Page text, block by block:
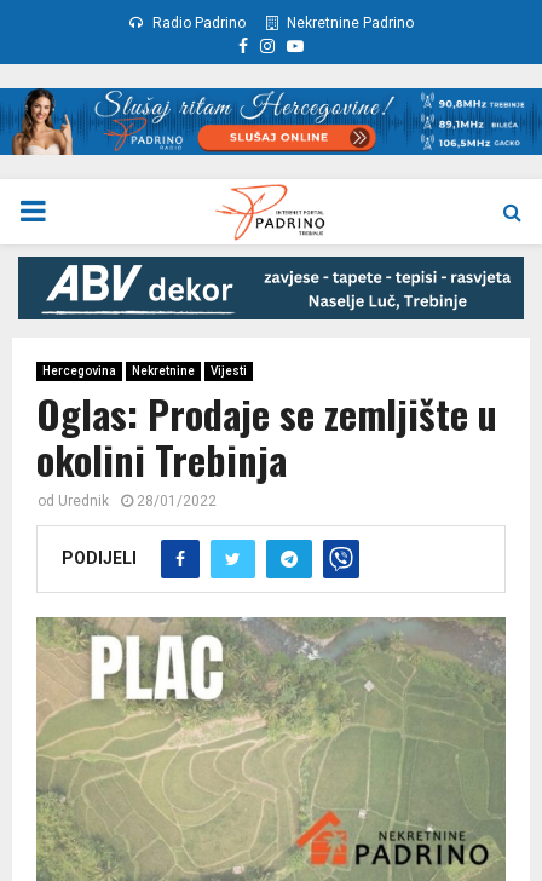
Radio Padrino Nekretnine Padrino
Facebook
Instagram
Youtube
PRIMARY
MENU
Hercegovina Nekretnine Vijesti
Oglas: Prodaje se zemljište u
okolini Trebinja
od Urednik 28/01/2022
PODIJELI